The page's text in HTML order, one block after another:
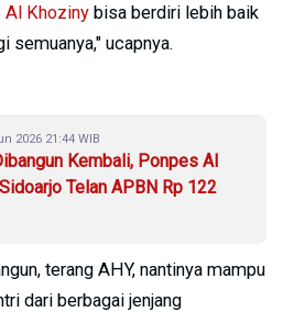
Al Khoziny bisa berdiri lebih baik
semuanya," ucapnya.
2026 21:44 WIB
Kembali, Ponpes Al
Telan APBN Rp 122
terang AHY, nantinya mampu
dari berbagai jenjang